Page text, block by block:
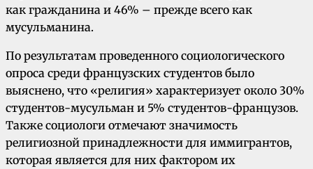
как гражданина и 46% – прежде всего как
мусульманина.
По результатам проведенного социологического
опроса среди французских студентов было
выяснено, что «религия» характеризует около 30%
студентов-мусульман и 5% студентов-французов.
Также социологи отмечают значимость
религиозной принадлежности для иммигрантов,
которая является для них фактором их